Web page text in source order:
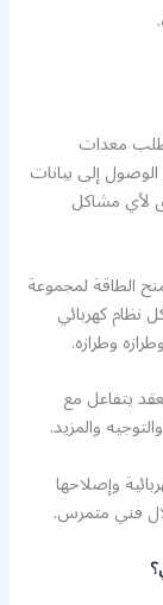
معدات
إلى بيانات
لأي مشاكل
الطاقة لمجموعة
نظام كهربائي
وطرازه.
يتفاعل مع
والمزيد.
وإصلاحها
فني متمرس.